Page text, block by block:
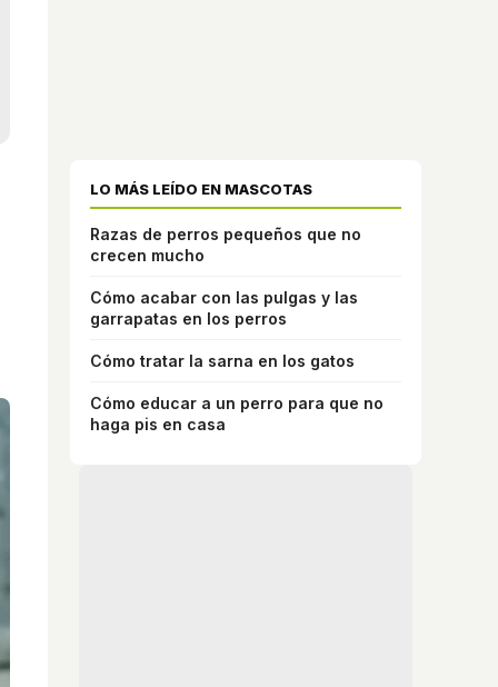
LO MÁS LEÍDO EN MASCOTAS
Razas de perros pequeños que no
crecen mucho
Cómo acabar con las pulgas y las
garrapatas en los perros
Cómo tratar la sarna en los gatos
Cómo educar a un perro para que no
haga pis en casa